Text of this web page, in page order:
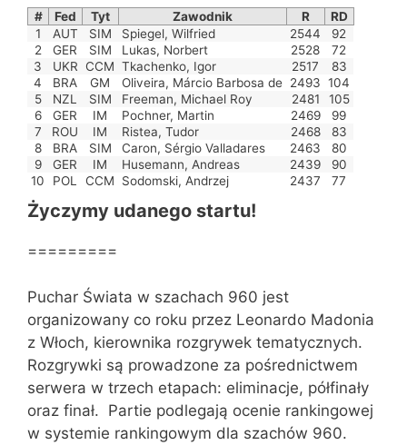
# Fed Tyt Zawodnik R
RD
1
AUT SIM Spiegel, Wilfried 2544
92
2
GER SIM Lukas, Norbert 2528
72
3
UKR CCM Tkachenko, Igor 2517
83
4
BRA GM Oliveira, Márcio Barbosa de 2493 104
5
NZL SIM Freeman, Michael Roy 2481
105
6
GER IM Pochner, Martin 2469
99
7
ROU IM Ristea, Tudor 2468
83
8
BRA SIM Caron, Sérgio Valladares 2463
80
9
GER IM Husemann, Andreas 2439
90
10
POL CCM Sodomski, Andrzej 2437 77
Życzymy udanego startu!
=========
Puchar Świata w szachach 960 jest
organizowany co roku przez Leonardo Madonia
z Włoch, kierownika rozgrywek tematycznych.
Rozgrywki są prowadzone za pośrednictwem
serwera w trzech etapach: eliminacje, półfinały
oraz finał. Partie podlegają ocenie rankingowej
w systemie rankingowym dla szachów 960.